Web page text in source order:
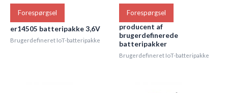
Forespørgsel
er14505 batteripakke 3,6V
Brugerdefineret IoT-batteripakke
Forespørgsel
producent af
brugerdefinerede
batteripakker
Brugerdefineret IoT-batteripakke